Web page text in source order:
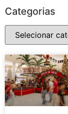
Categorias